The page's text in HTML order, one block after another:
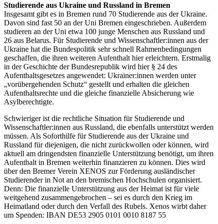
Studierende aus Ukraine und Russland in Bremen
Insgesamt gibt es in Bremen rund 70 Studierende aus der Ukraine.
Davon sind fast 50 an der Uni Bremen eingeschrieben. Außerdem
studieren an der Uni etwa 100 junge Menschen aus Russland und
26 aus Belarus. Für Studierende und Wissenschaftler:innen aus der
Ukraine hat die Bundespolitik sehr schnell Rahmenbedingungen
geschaffen, die ihren weiteren Aufenthalt hier erleichtern. Erstmalig
in der Geschichte der Bundesrepublik wird hier § 24 des
Aufenthaltsgesetzes angewendet: Ukrainer:innen werden unter
„vorübergehenden Schutz“ gestellt und erhalten die gleichen
Aufenthaltsrechte und die gleiche finanzielle Absicherung wie
Asylberechtigte.
Schwieriger ist die rechtliche Situation für Studierende und
Wissenschaftler:innen aus Russland, die ebenfalls unterstützt werden
müssen. Als Soforthilfe für Studierende aus der Ukraine und
Russland für diejenigen, die nicht zurückwollen oder können, wird
aktuell am dringendsten finanzielle Unterstützung benötigt, um ihren
Aufenthalt in Bremen weiterhin finanzieren zu können. Dies wird
über den Bremer Verein XENOS zur Förderung ausländischer
Studierender in Not an den bremischen Hochschulen organisiert.
Denn: Die finanzielle Unterstützung aus der Heimat ist für viele
weitgehend zusammengebrochen – sei es durch den Krieg im
Heimatland oder durch den Verfall des Rubels. Xenos wirbt daher
um Spenden: IBAN DE53 2905 0101 0010 8187 55